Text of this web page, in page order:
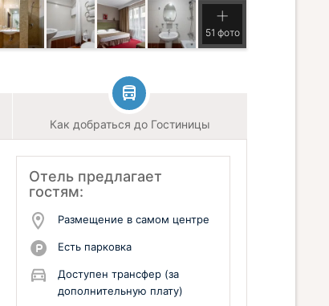
51 фото
Как добраться до Гостиницы
Отель предлагает
гостям:
Размещение в самом центре
Есть парковка
Доступен трансфер (за
дополнительную плату)